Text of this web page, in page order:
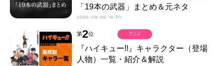
「19本の武器」まとめ＆元ネタ
2026-08-06 16:30
第2位
『ハイキュー!!』キャラクター（登場
人物）一覧・紹介＆解説
アニメ